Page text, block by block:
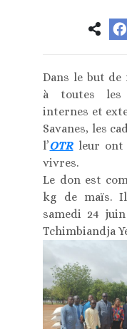
Dans le but
à toutes les
internes et
Savanes, les
l’OTRleur ont
vivres.
Le don est
kg de maïs.
samedi 24
Tchimbiandja